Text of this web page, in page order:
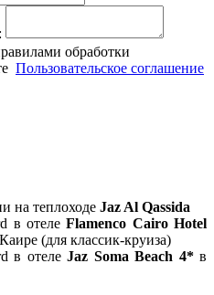
обработки
Пользовательское соглашение
на теплоходе Jaz Al Qassida
в отелеFlamenco Cairo Hotel
(для классик-круиза)
в отелеJaz Soma Beach 4*в